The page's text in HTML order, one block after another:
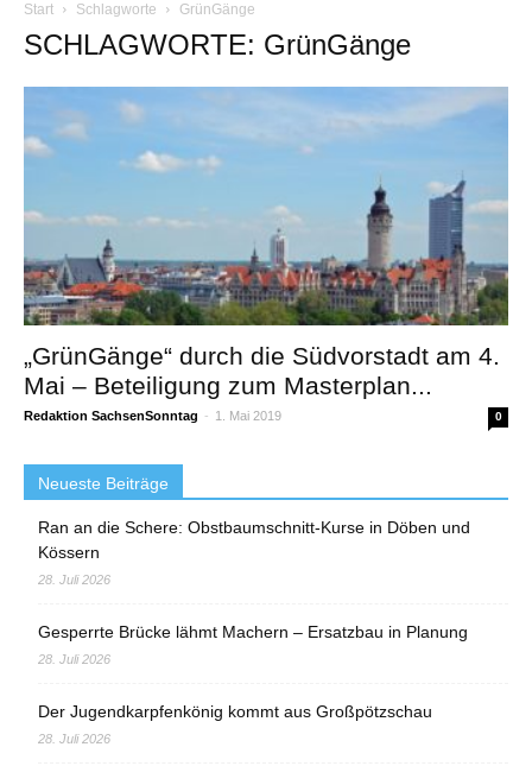
Start Schlagworte GrünGänge
SCHLAGWORTE: GrünGänge
„GrünGänge“ durch die Südvorstadt am 4.
Mai – Beteiligung zum Masterplan...
Redaktion SachsenSonntag - 1. Mai 2019 0
Neueste Beiträge
Ran an die Schere: Obstbaumschnitt-Kurse in Döben und
Kössern
28. Juli 2026
Gesperrte Brücke lähmt Machern – Ersatzbau in Planung
28. Juli 2026
Der Jugendkarpfenkönig kommt aus Großpötzschau
28. Juli 2026